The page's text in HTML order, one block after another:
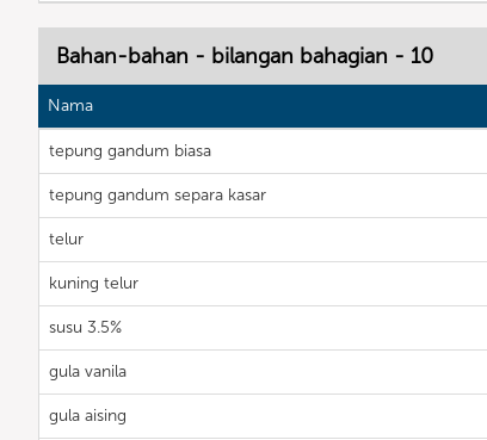
Bahan-bahan - bilangan bahagian - 10
Nama
tepung gandum biasa
tepung gandum separa kasar
telur
kuning telur
susu 3.5%
gula vanila
gula aising